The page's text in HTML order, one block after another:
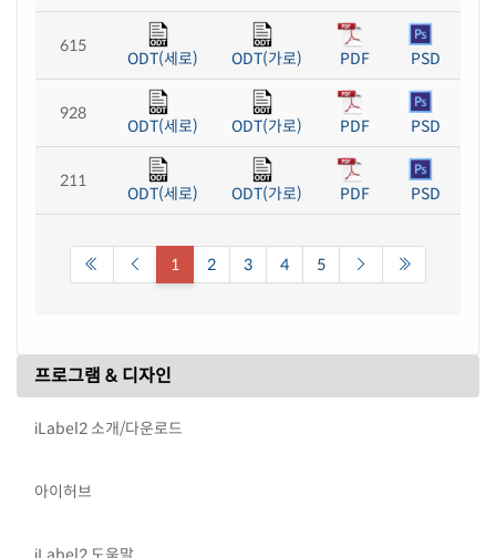
615
ODT(세로) ODT(가로) PDF PSD
928
ODT(세로) ODT(가로) PDF PSD
211
ODT(세로) ODT(가로) PDF PSD
1 2 3 4 5
프로그램 & 디자인
iLabel2 소개/다운로드
아이허브